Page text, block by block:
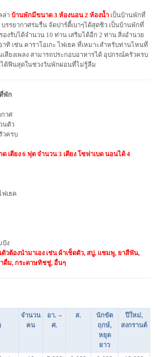
ล่า บ้านพักมีขนาด 3 ห้องนอน 2 ห้องน้ำ เป็นบ้านพักที่
รรยากาศร่มรื่น จัดปาร์ตี้เบาๆได้สุดชิว เป็นบ้านพักที่
งรับได้จำนวน 10 ท่าน เสริมได้อีก 2 ท่าน สิ่งอำนวย
ทิ เช่น คาราโอเกะ ไฟเธค ที่เหมาะสำหรับท่านไหนที่
สียงเพลง สามารถประกอบอาหารได้ อุปกรณ์ครัวครบ
ด้ฟินสุดในช่วงวันพักผ่อนที่ไม่รู้ลืม
พัก
กาศ
นตัว
วครบ
เตียง 6 ฟุต จำนวน 3 เตียง โซฟาเบด นอนได้ 4
ฟเธค
ปัง
ตัวต้องนำมาเอง เช่น ผ้าเช็ดตัว, สบู่, แชมพู, ยาสีฟัน,
ดื่ม, กระดาษทิชชู่, อื่นๆ
จำนวน
คน
อา. –
ศ.
ส.
นักขัต
ฤกษ์,
หยุด
ยาว
ปีใหม่,
สงกรานต์